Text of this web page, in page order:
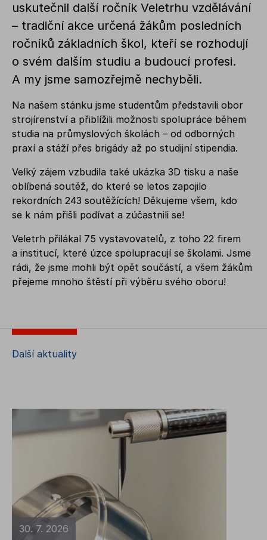
uskutečnil další ročník Veletrhu vzdělávání
– tradiční akce určená žákům posledních
ročníků základních škol, kteří se rozhodují
o svém dalším studiu a budoucí profesi.
A my jsme samozřejmě nechyběli.
Na našem stánku jsme studentům představili obor
strojírenství a přiblížili možnosti spolupráce během
studia na průmyslových školách – od odborných
praxí a stáží přes brigády až po studijní stipendia.
Velký zájem vzbudila také ukázka 3D tisku a naše
oblíbená soutěž, do které se letos zapojilo
rekordních 243 soutěžících! Děkujeme všem, kdo
se k nám přišli podívat a zúčastnili se!
Veletrh přilákal 75 vystavovatelů, z toho 22 firem
a institucí, které úzce spolupracují se školami. Jsme
rádi, že jsme mohli být opět součástí, a všem žákům
přejeme mnoho štěstí při výběru svého oboru!
Další aktuality
30. 7. 2026